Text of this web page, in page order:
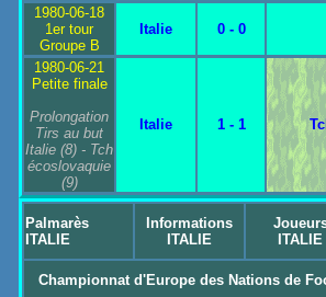
1980-06-18
1er tour
Groupe B
Italie 0 - 0
1980-06-21
Petite finale
Prolongation
Tirs au but
Italie (8) - Tch
écoslovaquie
(9)
Italie 1 - 1
Palmarès
ITALIE
Informations
ITALIE
ITALIE
Championnat d'Europe des Nations de